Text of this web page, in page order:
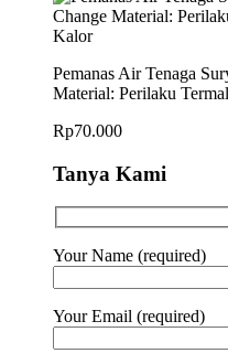
Pemanas Air Tenaga
Material: Perilaku
Rp70.000
Tanya Kami
Your Name (required)
Your Email (required)